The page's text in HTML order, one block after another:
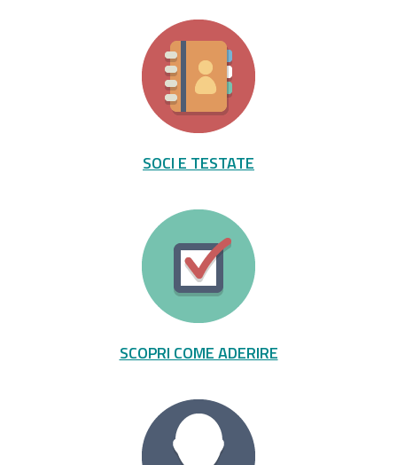
SOCI E TESTATE
SCOPRI COME ADERIRE